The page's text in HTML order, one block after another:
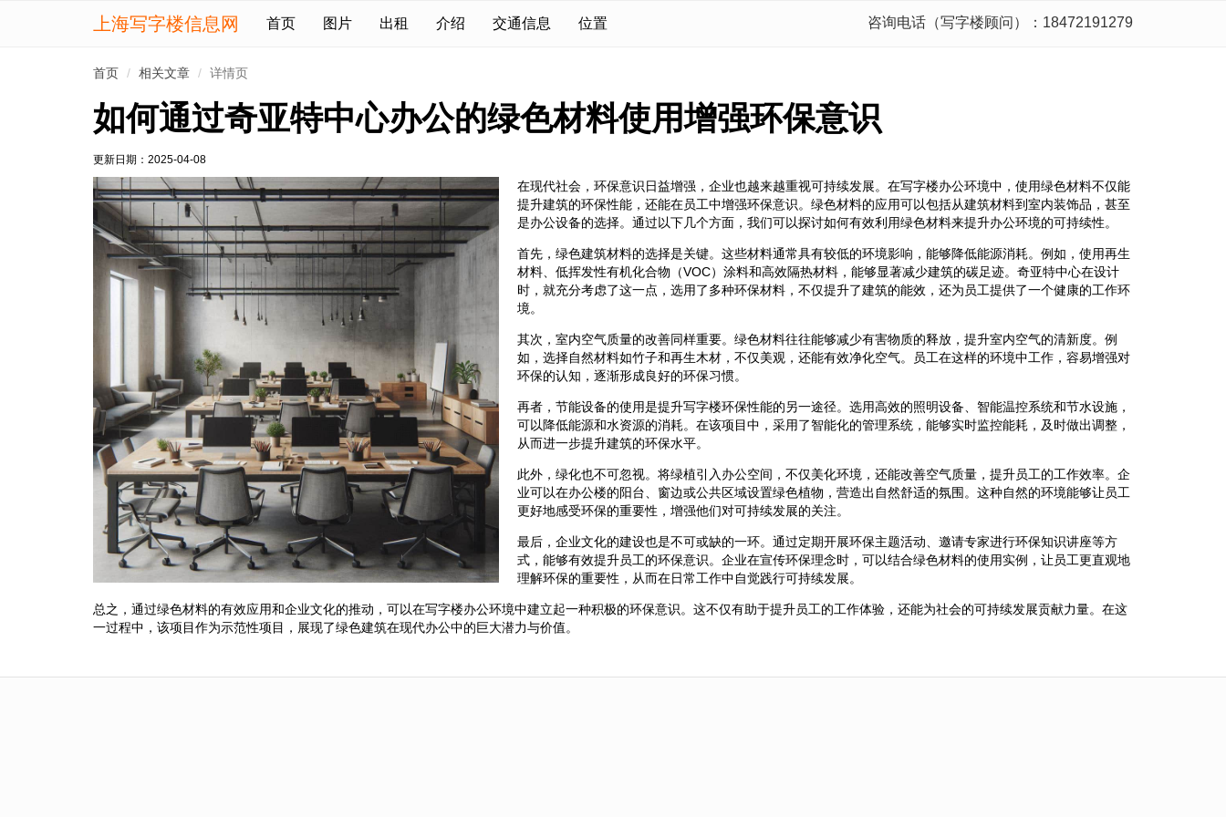
上海写字楼信息网 首页 图片 出租 介绍 交通信息 位置 咨询电话（写字楼顾问）：18472191279
首页 相关文章 详情页
如何通过奇亚特中心办公的绿色材料使用增强环保意识
更新日期： 2025-04-08
在现代社会，环保意识日益增强，企业也越来越重视可持续发展。在写字楼办公环境中，使用绿色材料不仅能
提升建筑的环保性能，还能在员工中增强环保意识。绿色材料的应用可以包括从建筑材料到室内装饰品，甚至
是办公设备的选择。通过以下几个方面，我们可以探讨如何有效利用绿色材料来提升办公环境的可持续性。
首先，绿色建筑材料的选择是关键。这些材料通常具有较低的环境影响，能够降低能源消耗。例如，使用再生
材料、低挥发性有机化合物（VOC）涂料和高效隔热材料，能够显著减少建筑的碳足迹。奇亚特中心在设计
时，就充分考虑了这一点，选用了多种环保材料，不仅提升了建筑的能效，还为员工提供了一个健康的工作环
境。
其次，室内空气质量的改善同样重要。绿色材料往往能够减少有害物质的释放，提升室内空气的清新度。例
如，选择自然材料如竹子和再生木材，不仅美观，还能有效净化空气。员工在这样的环境中工作，容易增强对
环保的认知，逐渐形成良好的环保习惯。
再者，节能设备的使用是提升写字楼环保性能的另一途径。选用高效的照明设备、智能温控系统和节水设施，
可以降低能源和水资源的消耗。在该项目中，采用了智能化的管理系统，能够实时监控能耗，及时做出调整，
从而进一步提升建筑的环保水平。
此外，绿化也不可忽视。将绿植引入办公空间，不仅美化环境，还能改善空气质量，提升员工的工作效率。企
业可以在办公楼的阳台、窗边或公共区域设置绿色植物，营造出自然舒适的氛围。这种自然的环境能够让员工
更好地感受环保的重要性，增强他们对可持续发展的关注。
最后，企业文化的建设也是不可或缺的一环。通过定期开展环保主题活动、邀请专家进行环保知识讲座等方
式，能够有效提升员工的环保意识。企业在宣传环保理念时，可以结合绿色材料的使用实例，让员工更直观地
理解环保的重要性，从而在日常工作中自觉践行可持续发展。
总之，通过绿色材料的有效应用和企业文化的推动，可以在写字楼办公环境中建立起一种积极的环保意识。这不仅有助于提升员工的工作体验，还能为社会的可持续发展贡献力量。在这
一过程中，该项目作为示范性项目，展现了绿色建筑在现代办公中的巨大潜力与价值。